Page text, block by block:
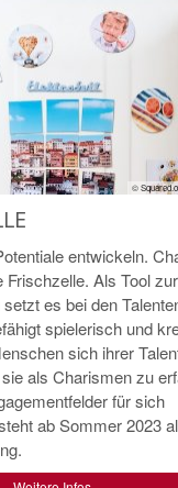
©
entwickeln.
Frischzelle. Als Tool zur
es bei den
spielerisch und
sich ihrer
als Charismen zu
für sich
ab Sommer 2023